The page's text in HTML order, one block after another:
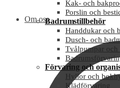
Om oss
Kak- och
Porslin och
Badrumstillbehör
Handdukar och
Dusch- och
Tvålpumpar och
Förvaring och
Hyllor och
Klädförvaring